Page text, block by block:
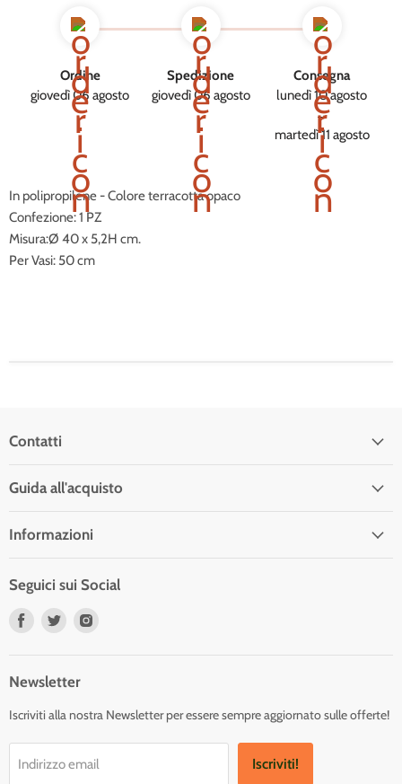
Ordine
giovedì 06 agosto
Spedizione
giovedì 06 agosto
Consegna
lunedì 10 agosto
→
martedì 11 agosto
In polipropilene - Colore terracotta opaco
Confezione: 1 PZ
Misura:Ø 40 x 5,2H cm.
Per Vasi: 50 cm
Contatti
Guida all'acquisto
Informazioni
Seguici sui Social
Trovaci
Trovaci
Newsletter
Iscriviti alla nostra Newsletter per essere sempre aggiornato sulle offerte!
Indirizzo email Iscriviti!